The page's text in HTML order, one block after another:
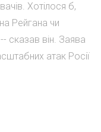
Хотілося б,
Рейгана чи
сказав він. Заява
атак Росії